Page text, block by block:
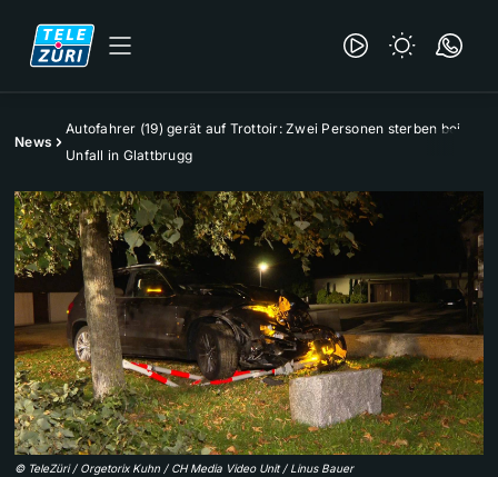
News
Autofahrer (19) gerät auf Trottoir: Zwei Personen sterben bei
Unfall in Glattbrugg
© TeleZüri / Orgetorix Kuhn / CH Media Video Unit / Linus Bauer